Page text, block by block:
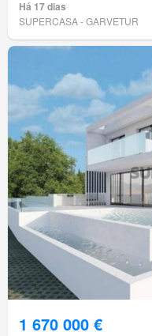
Há 17 dias
SUPERCASA - GARVETUR
1 670 000 €